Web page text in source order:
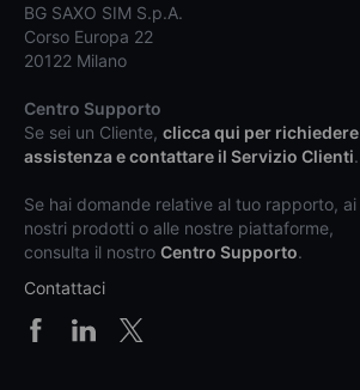
BG SAXO SIM S.p.A.
Corso Europa 22
20122 Milano
Centro Supporto
Se sei un Cliente, clicca qui per richiedere
assistenza e contattare il Servizio Clienti.
Se hai domande relative al tuo rapporto, ai
nostri prodotti o alle nostre piattaforme,
consulta il nostro Centro Supporto.
Contattaci